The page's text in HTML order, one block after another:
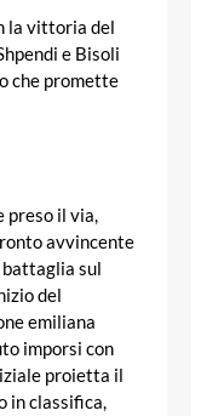
la vittoria del
e Bisoli
che promette
preso il via,
avvincente
battaglia sul
del
emiliana
imporsi con
proietta il
in classifica,